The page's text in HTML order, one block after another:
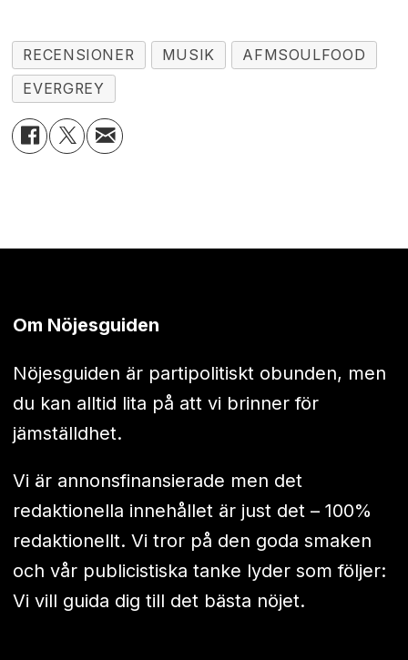
RECENSIONER MUSIK
AFMSOULFOOD
EVERGREY
Om Nöjesguiden
Nöjesguiden är partipolitiskt obunden, men
du kan alltid lita på att vi brinner för
jämställdhet.
Vi är annonsfinansierade men det
redaktionella innehållet är just det – 100%
redaktionellt. Vi tror på den goda smaken
och vår publicistiska tanke lyder som följer:
Vi vill guida dig till det bästa nöjet.